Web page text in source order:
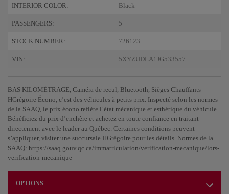
INTERIOR COLOR: Black
PASSENGERS: 5
STOCK NUMBER: 726123
VIN: 5XYZUDLA1JG533557
BAS KILOMÉTRAGE, Caméra de recul, Bluetooth, Sièges Chauffants
HGrégoire Écono, c’est des véhicules à petits prix. Inspecté selon les normes
de la SAAQ, le prix écono reflète l’état mécanique et esthétique du véhicule.
Bénéficiez du prix d’enchère et achetez en toute confiance en traitant
directement avec le leader au Québec. Certaines conditions peuvent
s’appliquer, visiter une succursale HGrégoire pour les détails. Normes de la
SAAQ: https://saaq.gouv.qc.ca/immatriculation/verification-mecanique/lors-
verification-mecanique
OPTIONS